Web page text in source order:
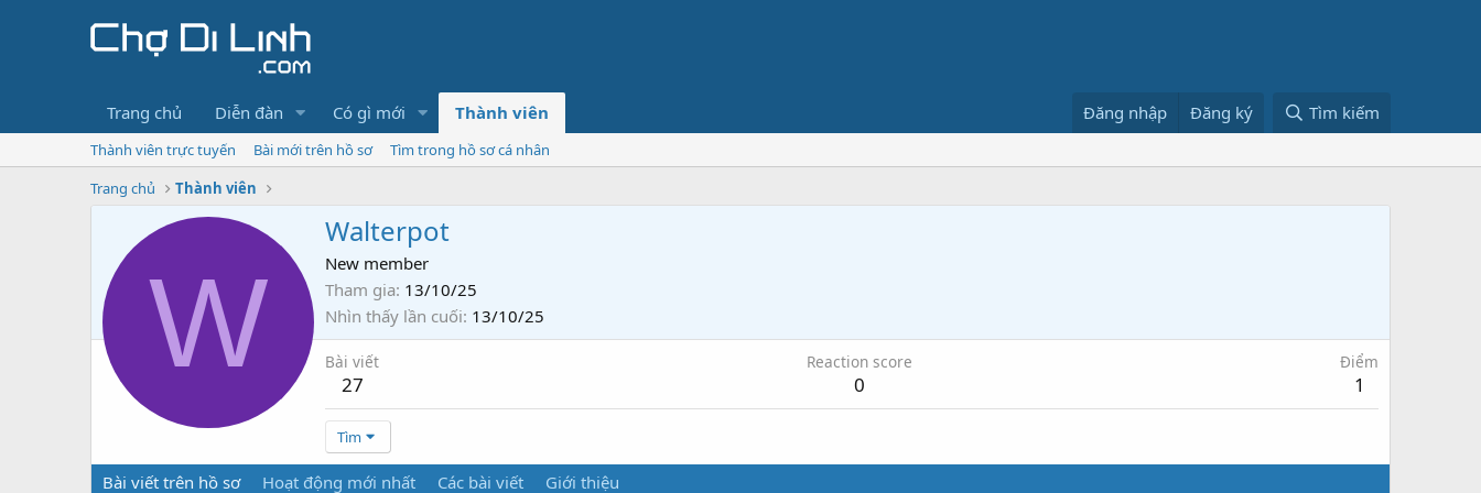
Trang chủ Diễn đàn Có gì mới Thành viên Đăng nhập Đăng ký Tìm kiếm
Thành viên trực tuyến Bài mới trên hồ sơ
Tìm trong hồ sơ cá nhân
Trang chủ
Thành viên
W
Walterpot
New member
Tham gia 13/10/25
Nhìn thấy lần cuối 13/10/25
Bài viết
27
Reaction score
0
Điểm
1
Tìm
Bài viết trên hồ sơ Hoạt động mới nhất Các bài viết Giới thiệu